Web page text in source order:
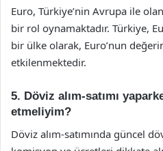
Euro, Türkiye’nin Avrupa ile
bir rol oynamaktadır. Türkiye,
bir ülke olarak, Euro’nun
etkilenmektedir.
5. Döviz alım-satımı
etmeliyim?
Döviz alım-satımında güncel